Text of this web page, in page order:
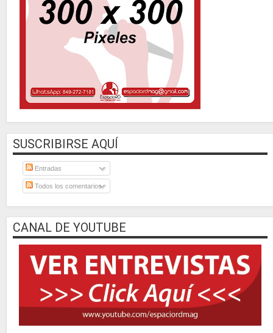
SUSCRIBIRSE AQUÍ
Entradas
Todos los comentarios
CANAL DE YOUTUBE